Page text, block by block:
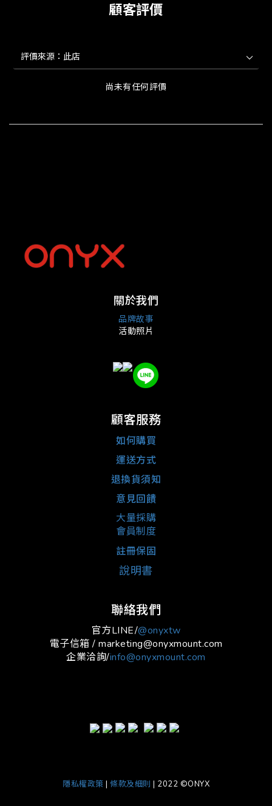
顧客評價
尚未有任何評價
關於我們
品牌故事
活動照片
顧客服務
如何購買
運送方式
退換貨須知
意見回饋
大量採購
會員制度
註冊保固
說明書
聯絡我們
官方LINE/@onyxtw
電子信箱 / marketing@onyxmount.com
企業洽詢/info@onyxmount.com
隱私權政策 | 條款及細則 | 2022 ©ONYX